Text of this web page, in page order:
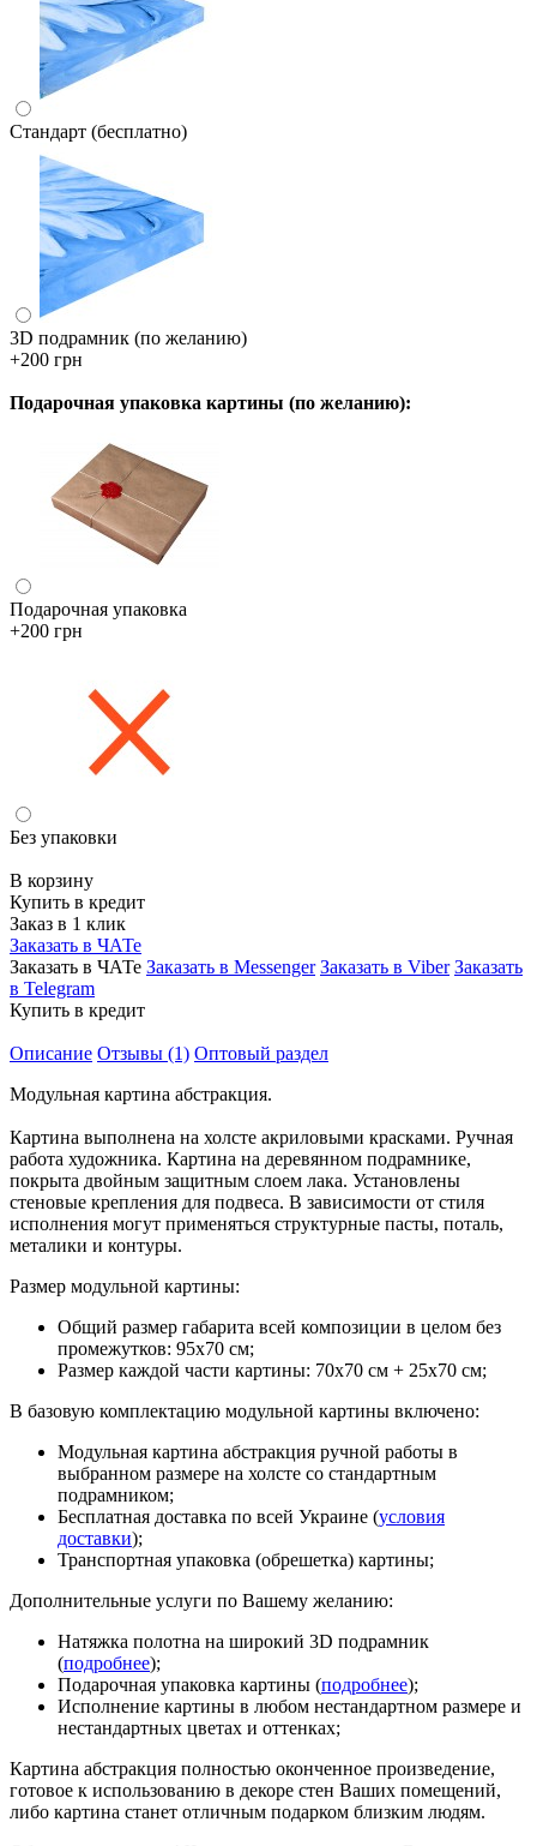
Стандарт (бесплатно)
3D подрамник (по желанию)
+200 грн
Подарочная упаковка картины (по желанию):
Подарочная упаковка
+200 грн
Без упаковки
В корзину
Купить в кредит
Заказ в 1 клик
Заказать в ЧАТе
Заказать в ЧАТе Заказать в Messenger Заказать в Viber Заказать
в Telegram
Купить в кредит
Описание Отзывы (1) Оптовый раздел
Модульная картина абстракция.
Картина выполнена на холсте акриловыми красками. Ручная
работа художника. Картина на деревянном подрамнике,
покрыта двойным защитным слоем лака. Установлены
стеновые крепления для подвеса. В зависимости от стиля
исполнения могут применяться структурные пасты, поталь,
металики и контуры.
Размер модульной картины:
Общий размер габарита всей композиции в целом без
промежутков: 95х70 см;
Размер каждой части картины: 70х70 см + 25х70 см;
В базовую комплектацию модульной картины включено:
Модульная картина абстракция ручной работы в
выбранном размере на холсте со стандартным
подрамником;
Бесплатная доставка по всей Украине (условия
доставки);
Транспортная упаковка (обрешетка) картины;
Дополнительные услуги по Вашему желанию:
Натяжка полотна на широкий 3D подрамник
(подробнее);
Подарочная упаковка картины (подробнее);
Исполнение картины в любом нестандартном размере и
нестандартных цветах и оттенках;
Картина абстракция полностью оконченное произведение,
готовое к использованию в декоре стен Ваших помещений,
либо картина станет отличным подарком близким людям.